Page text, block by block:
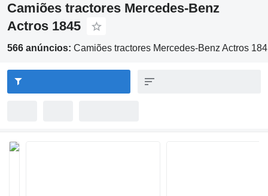
Camiões tractores Mercedes-Benz
Actros 1845
566 anúncios: Camiões tractores Mercedes-Benz Actros